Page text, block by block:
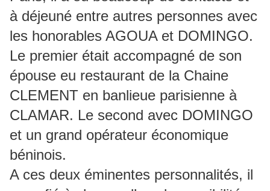
à déjeuné entre autres personnes avec
les honorables AGOUA et DOMINGO.
Le premier était accompagné de son
épouse eu restaurant de la Chaine
CLEMENT en banlieue parisienne à
CLAMAR. Le second avec DOMINGO
et un grand opérateur économique
béninois.
A ces deux éminentes personnalités, il